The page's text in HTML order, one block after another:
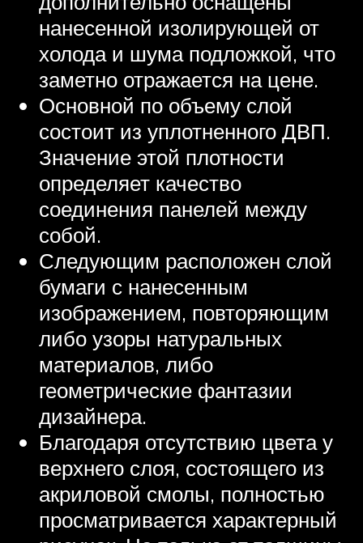
нанесенной изолирующей от
холода и шума подложкой, что
заметно отражается на цене.
Основной по объему слой
состоит из уплотненного ДВП.
Значение этой плотности
определяет качество
соединения панелей между
собой.
Следующим расположен слой
бумаги с нанесенным
изображением, повторяющим
либо узоры натуральных
материалов, либо
геометрические фантазии
дизайнера.
Благодаря отсутствию цвета у
верхнего слоя, состоящего из
акриловой смолы, полностью
просматривается характерный